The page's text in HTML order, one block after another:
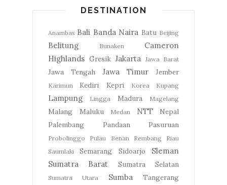
DESTINATION
Anambas Bali Banda Naira Batu Beijing
Belitung Bunaken
Cameron
Highlands Gresik Jakarta Jawa Barat
Jawa Tengah Jawa Timur Jember
Karimun Kediri Kepri Korea Kupang
Lampung Lingga Madura Magelang
Malang Maluku Medan NTT
Nepal
Palembang
Pandaan Pasuruan
Probolinggo Pulau Benan Rembang
Riau
Saumlaki
Semarang Sidoarjo
Sleman
Sumatra Barat
Sumatra Selatan
Sumatra Utara Sumba
Tangerang